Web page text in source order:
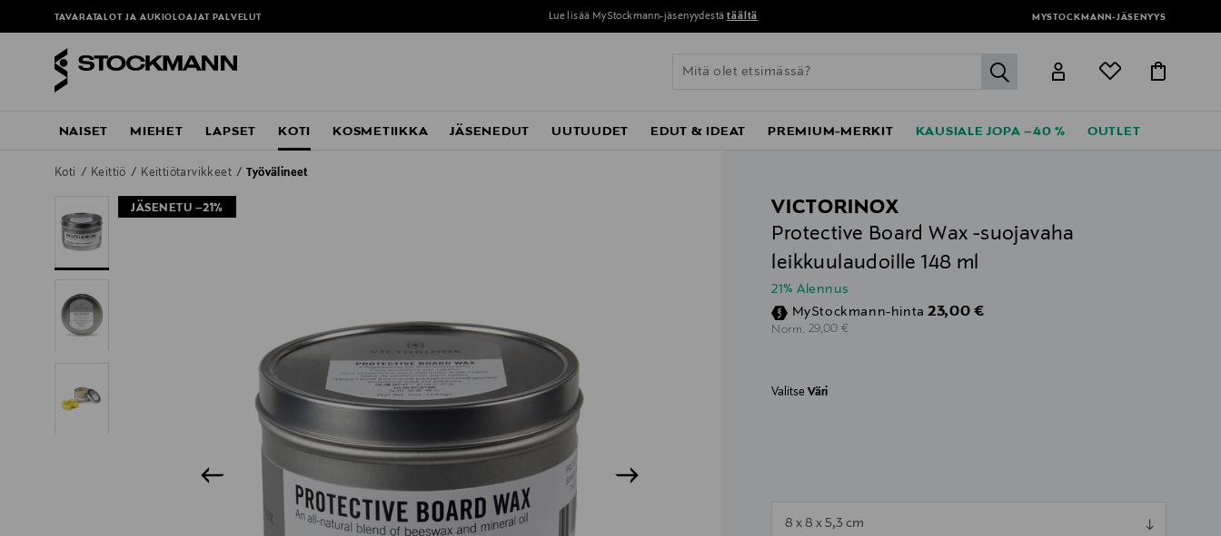
TAVARATALOT JA AUKIOLOAJAT PALVELUT Lue lisää MyStockmann-jäsenyydestä täältä MYSTOCKMANN-JÄSENYYS
label.header.go
NAISET MIEHET LAPSET KOTI KOSMETIIKKA JÄSENEDUT UUTUUDET EDUT & IDEAT PREMIUM-MERKIT KAUSIALE JOPA –40 % OUTLET
Koti Keittiö Keittiötarvikkeet Työvälineet
JÄSENETU –21%
VICTORINOX
Protective Board Wax -suojavaha
leikkuulaudoille 148 ml
21% Alennus
MyStockmann-hinta Discounted Price
23,00 €
Norm. Original Price
29,00 €
ValitseVäri
8 x 8 x 5,3 cm
null